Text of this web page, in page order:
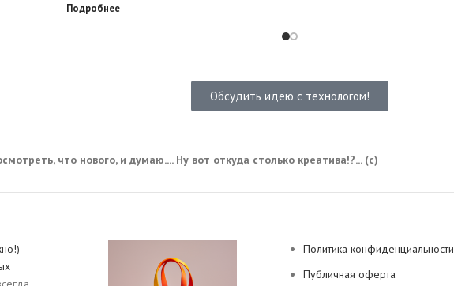
Подробнее
Обсудить идею с технологом!
что нового, и думаю.... Ну вот откуда столько креатива!?... (с)
Политика конфиденциальности
Публичная оферта